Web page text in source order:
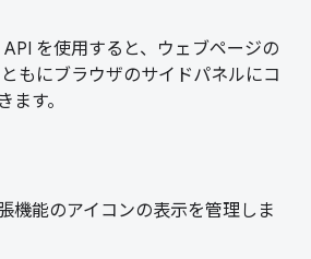
API を使用すると、ウェブページの
もにブラウザのサイドパネルにコ
ます。
機能のアイコンの表示を管理しま